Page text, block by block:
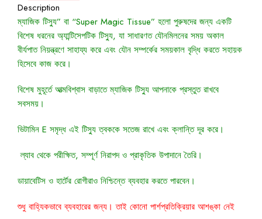
Description
ম্যাজিক টিস্যু” বা “Super Magic Tissue” হলো পুরুষদের জন্য একটি
বিশেষ ধরনের অ্যান্টিসেপটিক টিস্যু, যা সাধারণত যৌনমিলনের সময় অকাল
বীর্যপাত নিয়ন্ত্রণে সাহায্য করে এবং যৌন সম্পর্কের সময়কাল বৃদ্ধি করতে সহায়ক
হিসেবে কাজ করে।
বিশেষ মুহূর্তে আত্মবিশ্বাস বাড়াতেম্যাজিক টিস্যু আপনাকে প্রস্তুত রাখবে
সবসময়।
ভিটামিন E সমৃদ্ধ এই টিস্যু ত্বককে সতেজ রাখে এবং ক্লান্তি দূর করে।
ল্যাব থেকে পরীক্ষিত, সম্পূর্ণ নিরাপদ ও প্রাকৃতিক উপাদানে তৈরি।
ডায়াবেটিস ও হার্টের রোগীরাও নিশ্চিন্তে ব্যবহার করতে পারবেন।
শুধু বাহ্যিকভাবে ব্যবহারের জন্য। তাই কোনো পার্শপ্রতিক্রিয়ার আশঙ্কা নেই